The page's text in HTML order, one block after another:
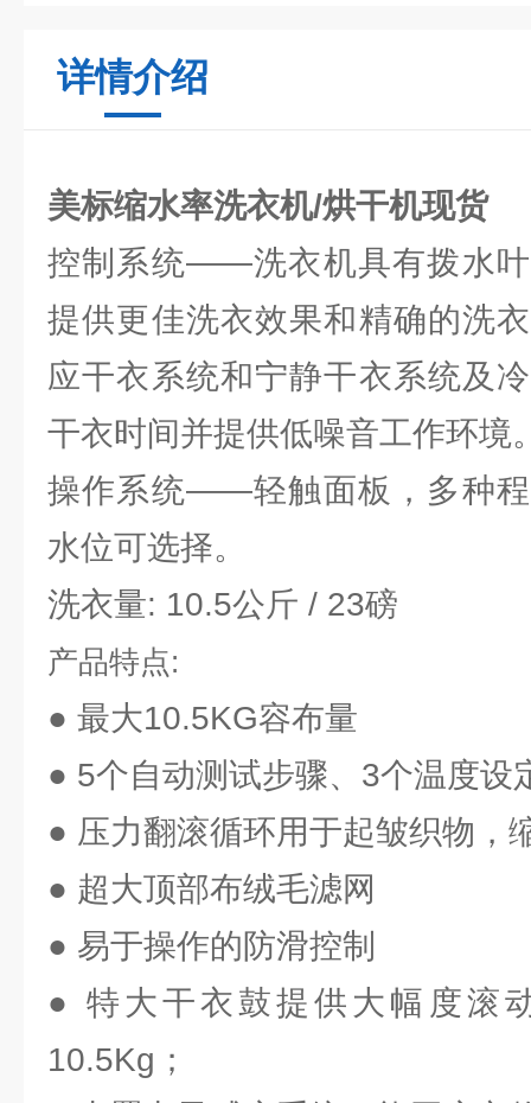
详情介绍
美标缩水率洗衣机/烘干机现货
控制系统——洗衣机具有拨水
提供更佳洗衣效果和精确的洗
应干衣系统和宁静干衣系统及
干衣时间并提供低噪音工作环境
操作系统——轻触面板，多种
水位可选择。
洗衣量: 10.5公斤 / 23磅
产品特点:
● 最大10.5KG容布量
● 5个自动测试步骤、3个温度设
● 压力翻滚循环用于起皱织物，
● 超大顶部布绒毛滤网
● 易于操作的防滑控制
● 特大干衣鼓提供大幅度滚
10.5Kg；